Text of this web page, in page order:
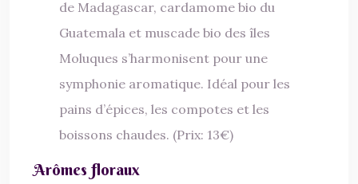
de Madagascar, cardamome bio du
Guatemala et muscade bio des îles
Moluques s’harmonisent pour une
symphonie aromatique. Idéal pour les
pains d’épices, les compotes et les
boissons chaudes. (Prix: 13€)
Arômes floraux